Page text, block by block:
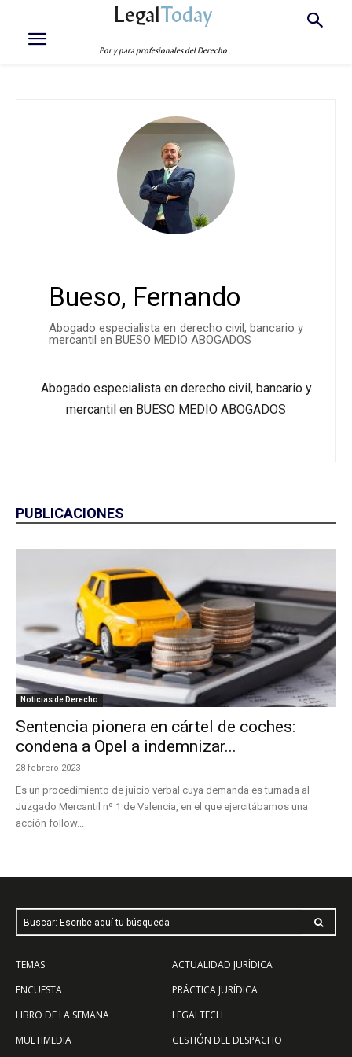
LegalToday
Por y para profesionales del Derecho
Bueso, Fernando
Abogado especialista en derecho civil, bancario y
mercantil en BUESO MEDIO ABOGADOS
Abogado especialista en derecho civil, bancario y
mercantil en BUESO MEDIO ABOGADOS
PUBLICACIONES
Noticias de Derecho
Sentencia pionera en cártel de coches:
condena a Opel a indemnizar...
28 febrero 2023
Es un procedimiento de juicio verbal cuya demanda es turnada al
Juzgado Mercantil nº 1 de Valencia, en el que ejercitábamos una
acción follow...
Buscar: Escribe aquí tu búsqueda
TEMAS
ENCUESTA
LIBRO DE LA SEMANA
MULTIMEDIA
ACTUALIDAD JURÍDICA
PRÁCTICA JURÍDICA
LEGALTECH
GESTIÓN DEL DESPACHO